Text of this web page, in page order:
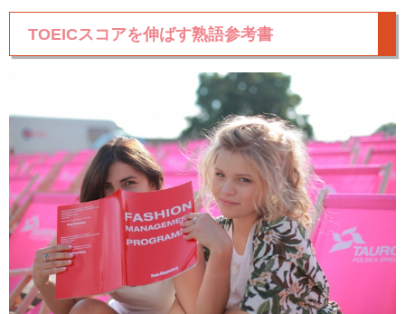
TOEICスコアを伸ばす熟語参考書